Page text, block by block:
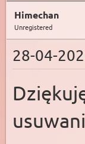
Himechan
Unregistered
28-04-